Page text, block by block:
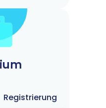
Registrierung